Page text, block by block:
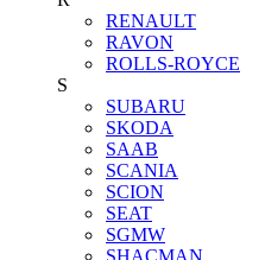
RENAULT
RAVON
ROLLS-ROYCE
S
SUBARU
SKODA
SAAB
SCANIA
SCION
SEAT
SGMW
SHACMAN